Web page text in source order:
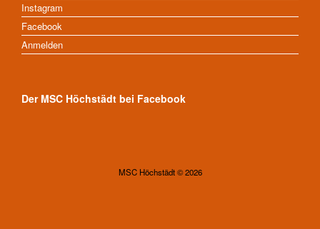
Instagram
Facebook
Anmelden
Der MSC Höchstädt bei Facebook
MSC Höchstädt © 2026